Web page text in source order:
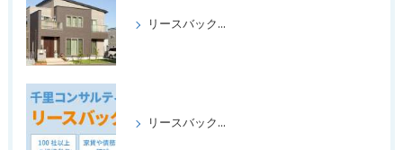
リースバックをして、喜ばれたケース、パートⅡ
リースバックの成功事例パート1